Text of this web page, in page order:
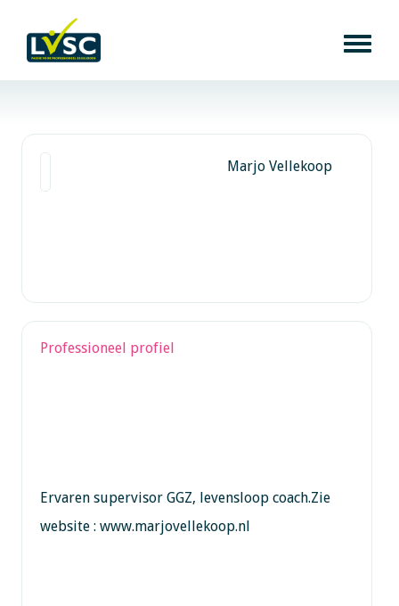
Marjo Vellekoop
Professioneel profiel
Ervaren supervisor GGZ, levensloop coach.Zie
website : www.marjovellekoop.nl